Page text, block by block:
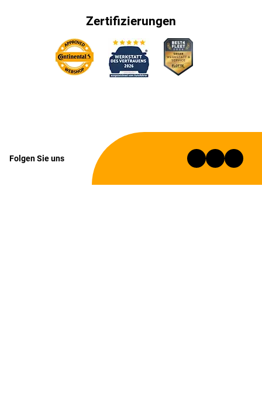
Zertifizierungen
Folgen Sie uns